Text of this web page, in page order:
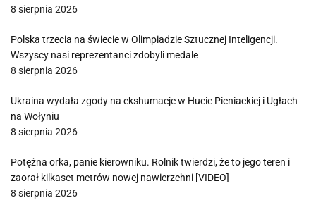
8 sierpnia 2026
Polska trzecia na świecie w Olimpiadzie Sztucznej Inteligencji.
Wszyscy nasi reprezentanci zdobyli medale
8 sierpnia 2026
Ukraina wydała zgody na ekshumacje w Hucie Pieniackiej i Ugłach
na Wołyniu
8 sierpnia 2026
Potężna orka, panie kierowniku. Rolnik twierdzi, że to jego teren i
zaorał kilkaset metrów nowej nawierzchni [VIDEO]
8 sierpnia 2026